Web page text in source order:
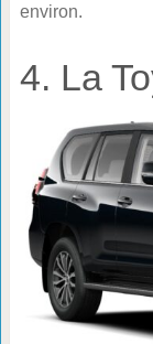
environ.
4. La